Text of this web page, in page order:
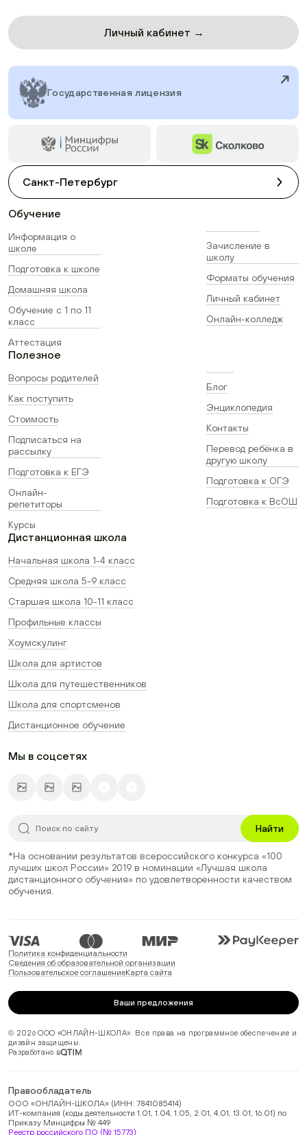
Личный кабинет →
Государственная лицензия
Санкт-Петербург
Обучение
Информация о
школе
Подготовка к школе
Домашняя школа
Обучение с 1 по 11
класс
Аттестация
Зачисление в
школу
Форматы обучения
Личный кабинет
Онлайн-колледж
Полезное
Вопросы родителей
Как поступить
Стоимость
Подписаться на
рассылку
Подготовка к ЕГЭ
Онлайн-
репетиторы
Курсы
Блог
Энциклопедия
Контакты
Перевод ребёнка в
другую школу
Подготовка к ОГЭ
Подготовка к ВсОШ
Дистанционная школа
Начальная школа 1-4 класс
Средняя школа 5-9 класс
Старшая школа 10-11 класс
Профильные классы
Хоумскулинг
Школа для артистов
Школа для путешественников
Школа для спортсменов
Дистанционное обучение
Мы в соцсетях
Найти
*На основании результатов всероссийского конкурса «100
лучших школ России» 2019 в номинации «Лучшая школа
дистанционного обучения» по удовлетворенности качеством
обучения.
Политика конфиденциальности
Сведения об образовательной организации
Пользовательское соглашениеКарта сайта
Ваши предложения
© 2026 ООО «ОНЛАЙН-ШКОЛА». Все права на программное обеспечение и
дизайн защищены.
Разработано в
Правообладатель
ООО «ОНЛАЙН-ШКОЛА» (ИНН: 7841085414)
ИТ-компания (коды деятельности 1.01, 1.04, 1.05, 2.01, 4.01, 13.01, 16.01) по
Приказу Минцифры № 449
Реестр российского ПО (№ 15773)